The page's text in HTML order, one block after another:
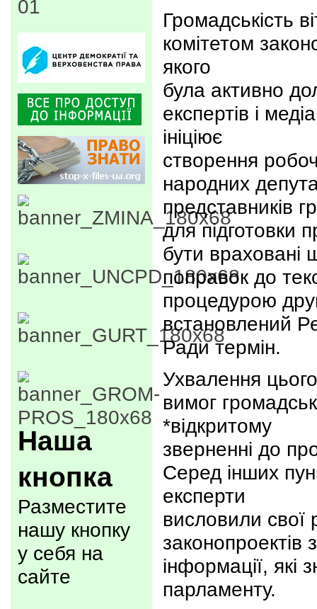
Наша
кнопка
Разместите
нашу кнопку
у себя на
сайте
Громадськість
комітетом
якого
була активно
експертів і
ініціює
створення
народних
представників
для підготовки
бути враховані
поправок до
процедурою
встановлений
Ради термін.
Ухвалення
вимог
*відкритому
зверненні до
Серед інших
експерти
висловили свої
законопроектів
інформації, які
парламенту.